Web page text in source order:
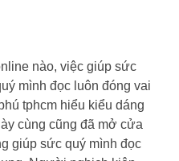
nào, việc giúp sức
mình đọc luôn đóng vai
tphcm hiểu kiểu dáng
cùng cũng đã mở cửa
giúp sức quý mình đọc